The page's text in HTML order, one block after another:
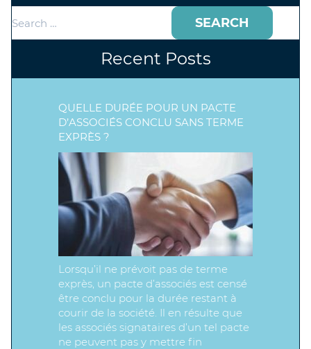
for:
Recent Posts
QUELLE DURÉE POUR UN PACTE
D’ASSOCIÉS CONCLU SANS TERME
EXPRÈS ?
Lorsqu’il ne prévoit pas de terme
exprès, un pacte d’associés est censé
être conclu pour la durée restant à
courir de la société. Il en résulte que
les associés signataires d’un tel pacte
ne peuvent pas y mettre fin